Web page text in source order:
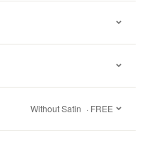
Without Satin · FREE